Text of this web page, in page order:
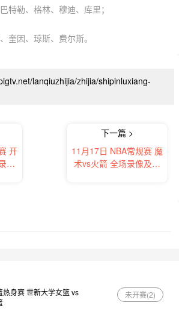
勒、格林、穆迪、库里；
因、琼斯、费尔斯。
lanqiuzhijia/zhijia/shipinluxiang-
开
像
下一篇 >
11月17日 NBA常规赛 魔
术vs火箭 全场录像及集
热身赛 世新大学女篮 vs
未开赛(2)